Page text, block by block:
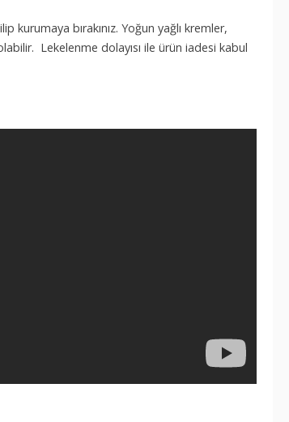
bırakınız. Yoğun yağlı kremler,
Lekelenme dolayısı ile ürün iadesi kabul